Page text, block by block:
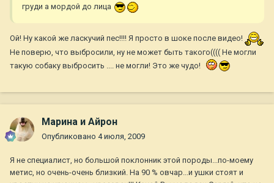
груди а мордой до лица
Ой! Ну какой же ласкучий пес!!!! Я просто в шоке после видео!
Не поверю, что выбросили, ну не может быть такого(((( Не могли
такую собаку выбросить .... не могли! Это же чудо!
Марина и Айрон
Опубликовано 4 июля, 2009
Я не специалист, но большой поклонник этой породы...по-моему
метис, но очень-очень близкий. На 90 % овчар...и ушки стоят и